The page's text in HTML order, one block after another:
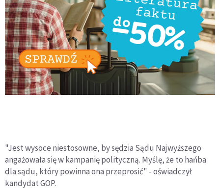
"Jest wysoce niestosowne, by sędzia Sądu Najwyższego
angażowała się w kampanię polityczną. Myślę, że to hańba
dla sądu, który powinna ona przeprosić" - oświadczył
kandydat GOP.